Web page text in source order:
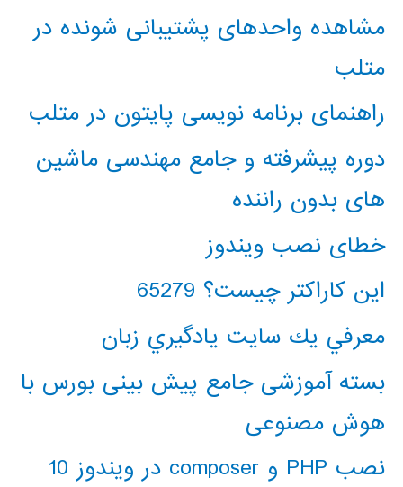
مشاهده واحدهای پشتیبانی شونده در
متلب
راهنمای برنامه نویسی پایتون در متلب
دوره پیشرفته و جامع مهندسی ماشین
های بدون راننده
خطای نصب ویندوز
این کاراکتر چیست؟ 65279
معرفي يك سايت يادگيري زبان
بسته آموزشی جامع پیش بینی بورس با
هوش مصنوعی
نصب PHP و composer در ویندوز 10